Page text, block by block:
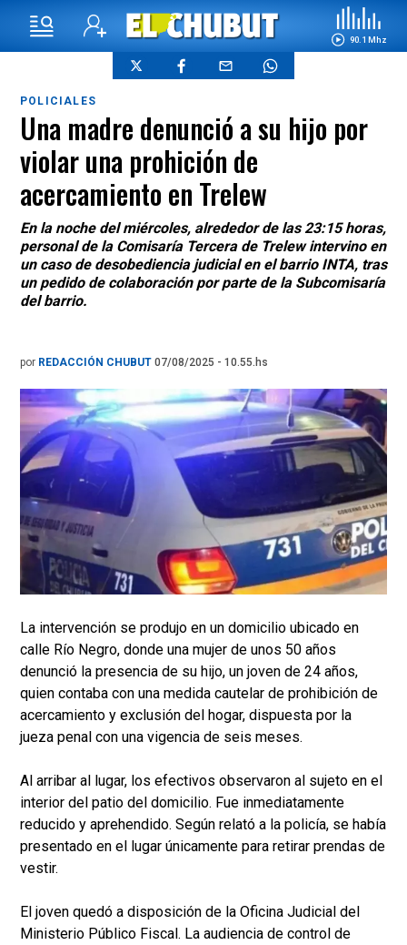
90.1 Mhz
POLICIALES
Una madre denunció a su hijo por
violar una prohición de
acercamiento en Trelew
En la noche del miércoles, alrededor de las 23:15 horas,
personal de la Comisaría Tercera de Trelew intervino en
un caso de desobediencia judicial en el barrio INTA, tras
un pedido de colaboración por parte de la Subcomisaría
del barrio.
por REDACCIÓN CHUBUT 07/08/2025 - 10.55.hs
La intervención se produjo en un domicilio ubicado en
calle Río Negro, donde una mujer de unos 50 años
denunció la presencia de su hijo, un joven de 24 años,
quien contaba con una medida cautelar de prohibición de
acercamiento y exclusión del hogar, dispuesta por la
jueza penal con una vigencia de seis meses.
Al arribar al lugar, los efectivos observaron al sujeto en el
interior del patio del domicilio. Fue inmediatamente
reducido y aprehendido. Según relató a la policía, se había
presentado en el lugar únicamente para retirar prendas de
vestir.
El joven quedó a disposición de la Oficina Judicial del
Ministerio Público Fiscal. La audiencia de control de